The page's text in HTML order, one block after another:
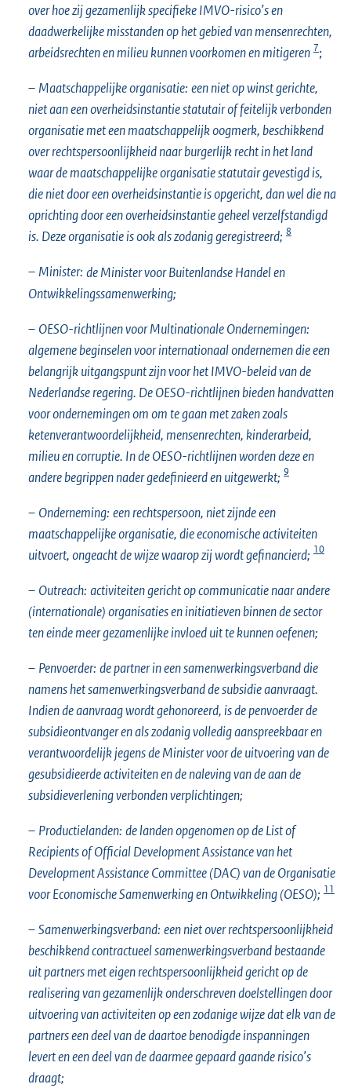
over hoe zij gezamenlijk specifieke IMVO-risico’s en
daadwerkelijke misstanden op het gebied van mensenrechten,
arbeidsrechten en milieu kunnen voorkomen en mitigeren 7;
– Maatschappelijke organisatie: een niet op winst gerichte,
niet aan een overheidsinstantie statutair of feitelijk verbonden
organisatie met een maatschappelijk oogmerk, beschikkend
over rechtspersoonlijkheid naar burgerlijk recht in het land
waar de maatschappelijke organisatie statutair gevestigd is,
die niet door een overheidsinstantie is opgericht, dan wel die na
oprichting door een overheidsinstantie geheel verzelfstandigd
is. Deze organisatie is ook als zodanig geregistreerd; 8
– Minister: de Minister voor Buitenlandse Handel en
Ontwikkelingssamenwerking;
– OESO-richtlijnen voor Multinationale Ondernemingen:
algemene beginselen voor internationaal ondernemen die een
belangrijk uitgangspunt zijn voor het IMVO-beleid van de
Nederlandse regering. De OESO-richtlijnen bieden handvatten
voor ondernemingen om om te gaan met zaken zoals
ketenverantwoordelijkheid, mensenrechten, kinderarbeid,
milieu en corruptie. In de OESO-richtlijnen worden deze en
andere begrippen nader gedefinieerd en uitgewerkt; 9
– Onderneming: een rechtspersoon, niet zijnde een
maatschappelijke organisatie, die economische activiteiten
uitvoert, ongeacht de wijze waarop zij wordt gefinancierd; 10
– Outreach: activiteiten gericht op communicatie naar andere
(internationale) organisaties en initiatieven binnen de sector
ten einde meer gezamenlijke invloed uit te kunnen oefenen;
– Penvoerder: de partner in een samenwerkingsverband die
namens het samenwerkingsverband de subsidie aanvraagt.
Indien de aanvraag wordt gehonoreerd, is de penvoerder de
subsidieontvanger en als zodanig volledig aanspreekbaar en
verantwoordelijk jegens de Minister voor de uitvoering van de
gesubsidieerde activiteiten en de naleving van de aan de
subsidieverlening verbonden verplichtingen;
– Productielanden: de landen opgenomen op de List of
Recipients of Official Development Assistance van het
Development Assistance Committee (DAC) van de Organisatie
voor Economische Samenwerking en Ontwikkeling (OESO); 11
–Samenwerkingsverband: een niet over rechtspersoonlijkheid
beschikkend contractueel samenwerkingsverband bestaande
uit partners met eigen rechtspersoonlijkheid gericht op de
realisering van gezamenlijk onderschreven doelstellingen door
uitvoering van activiteiten op een zodanige wijze dat elk van de
partners een deel van de daartoe benodigde inspanningen
levert en een deel van de daarmee gepaard gaande risico’s
draagt;